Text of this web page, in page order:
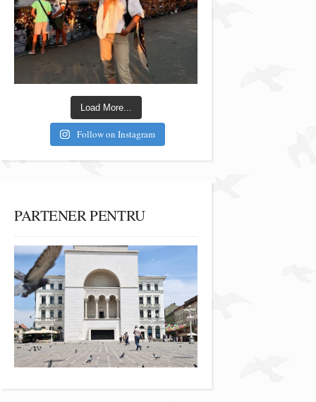
Load More...
Follow on Instagram
PARTENER PENTRU